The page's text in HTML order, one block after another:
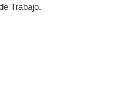
Trabajo.